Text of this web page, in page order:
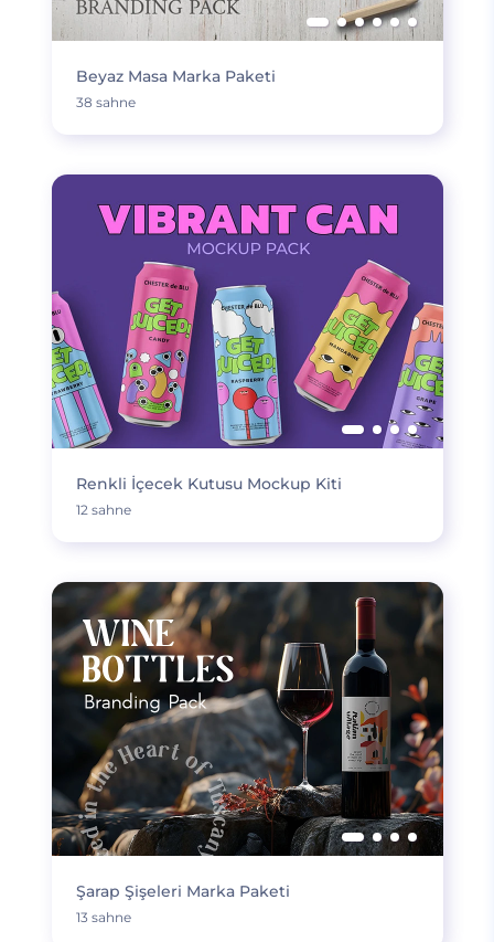
Beyaz Masa Marka Paketi
38 sahne
Renkli İçecek Kutusu Mockup Kiti
12 sahne
Şarap Şişeleri Marka Paketi
13 sahne